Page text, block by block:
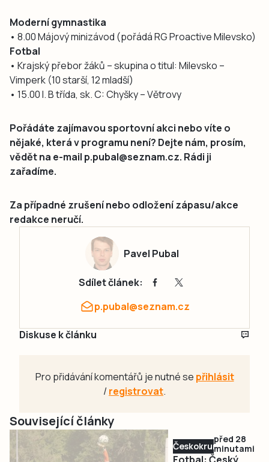
Moderní gymnastika
• 8.00 Májový minizávod (pořádá RG Proactive Milevsko)
Fotbal
• Krajský přebor žáků – skupina o titul: Milevsko –
Vimperk (10 starší, 12 mladší)
• 15.00 I. B třída, sk. C: Chyšky – Větrovy
Pořádáte zajímavou sportovní akci nebo víte o
nějaké, která v programu není? Dejte nám, prosím,
vědět na e-mail p.pubal@seznam.cz. Rádi ji
zařadíme.
Za případné zrušení nebo odložení zápasu/akce
redakce neručí.
Pavel Pubal
Sdílet článek:
p.pubal@seznam.cz
Diskuse k článku
Pro přidávání komentářů je nutné se přihlásit
/registrovat.
Související články
Českokrumlovsko
před 28
minutami